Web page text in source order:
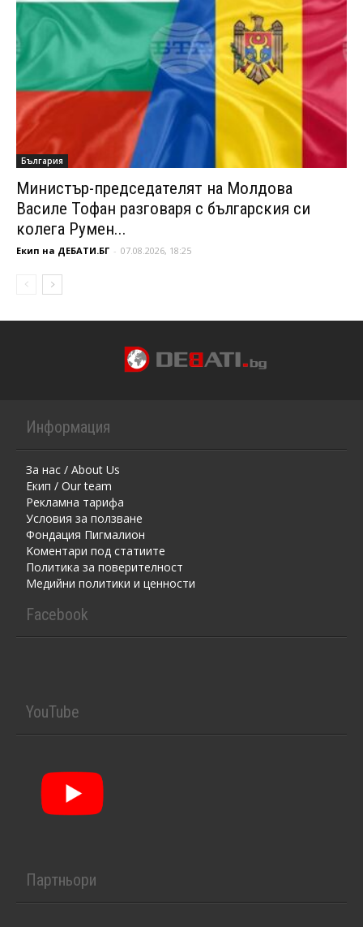
България
Министър-председателят на Молдова
Василе Тофан разговаря с българския си
колега Румен...
Екип на ДЕБАТИ.БГ - 07.08.2026, 18:25
Информация
За нас / About Us
Екип / Our team
Рекламна тарифа
Условия за ползване
Фондация Пигмалион
Kоментaри под статиите
Политика за поверителност
Медийни политики и ценности
Facebook
YouTube
Партньори